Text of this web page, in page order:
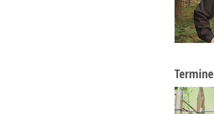
Termine